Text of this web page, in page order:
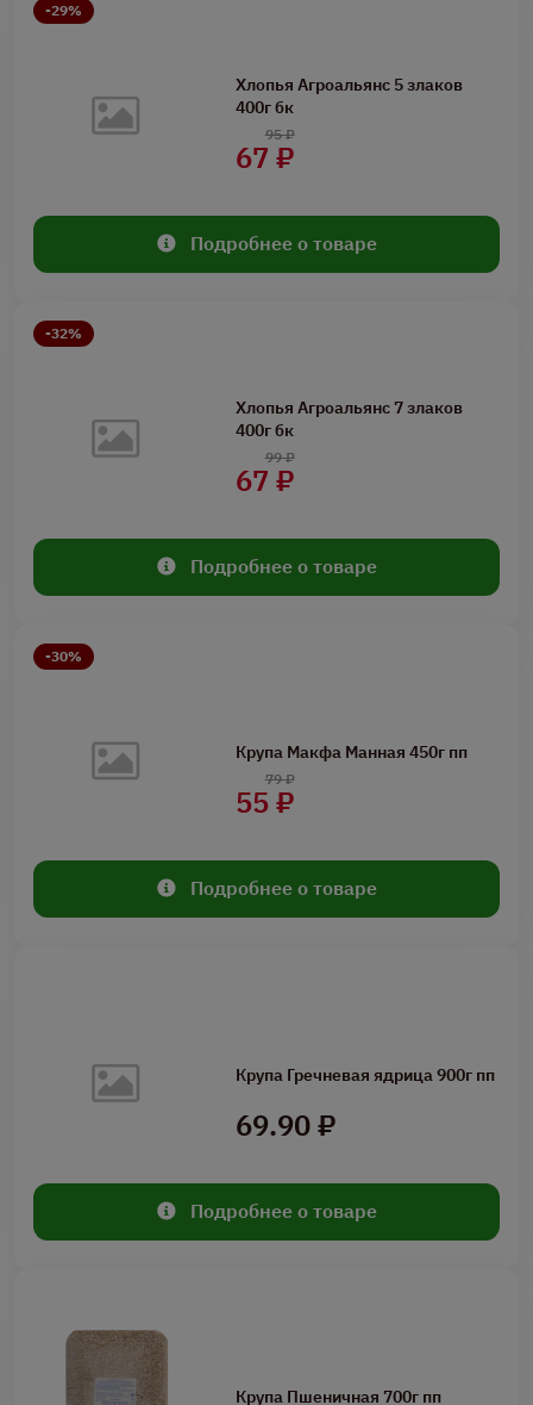
-29%
Хлопья Агроальянс 5 злаков
400г бк
67 ₽
95 ₽
Подробнее о товаре
-32%
Хлопья Агроальянс 7 злаков
400г бк
67 ₽
99 ₽
Подробнее о товаре
-30%
Крупа Макфа Манная 450г пп
55 ₽
79 ₽
Подробнее о товаре
Крупа Гречневая ядрица 900г пп
69.90 ₽
Подробнее о товаре
Крупа Пшеничная 700г пп